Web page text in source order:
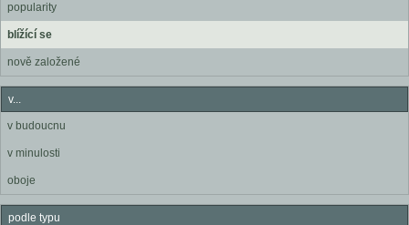
popularity
blížící se
nově založené
v...
v budoucnu
v minulosti
oboje
podle typu